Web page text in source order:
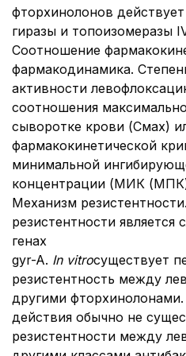
фторхинолонов
гиразы и топоизомеразы
Соотношение
фармакодинамика.
активности
соотношения
сыворотке крови (Смах)
фармакокинетической
минимальной
концентрации (МИК
Механизм
резистентности
генах
gyr-A. In vitroсуществует
резистентность между
другими
действия обычно не
резистентности между